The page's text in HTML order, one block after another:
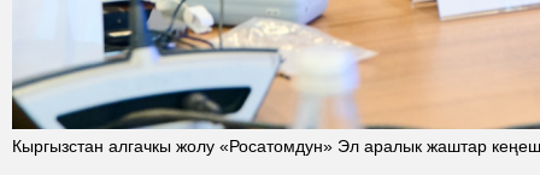
Кыргызстан алгачкы жолу «Росатомдун» Эл аралык жаштар